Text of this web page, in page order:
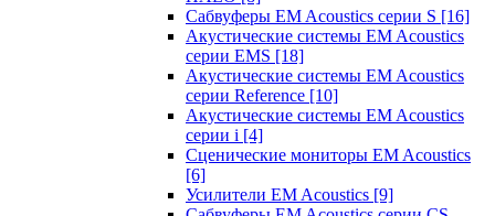
Сабвуферы EM Acoustics серии S [16]
Акустические системы EM Acoustics
серии EMS [18]
Акустические системы EM Acoustics
серии Reference [10]
Акустические системы EM Acoustics
серии i [4]
Сценические мониторы EM Acoustics
[6]
Усилители EM Acoustics [9]